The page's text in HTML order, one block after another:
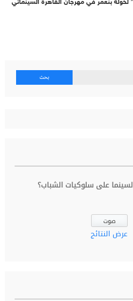
بنعمر في مهرجان القاهرة السينمائي
على سلوكيات الشباب؟
عرض النتائج